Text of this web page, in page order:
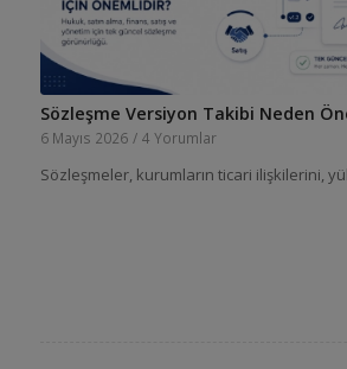
Sözleşme Versiyon Takibi Neden
6 Mayıs 2026 / 4 Yorumlar
Sözleşmeler, kurumların ticari ilişkilerini,